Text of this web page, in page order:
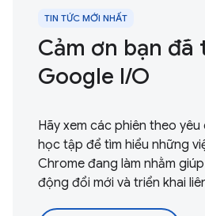
TIN TỨC MỚI NHẤT
Cảm ơn bạn đã
Google I / O
Hãy xem các phiên theo
học tập để tìm hiểu những
Chrome đang làm nhằm
động đổi mới và triển khai